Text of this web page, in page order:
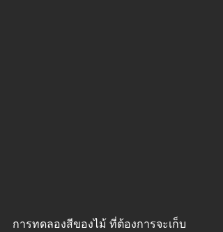
การทดลองสีของไม้ ที่ต้องการจะเก็บ